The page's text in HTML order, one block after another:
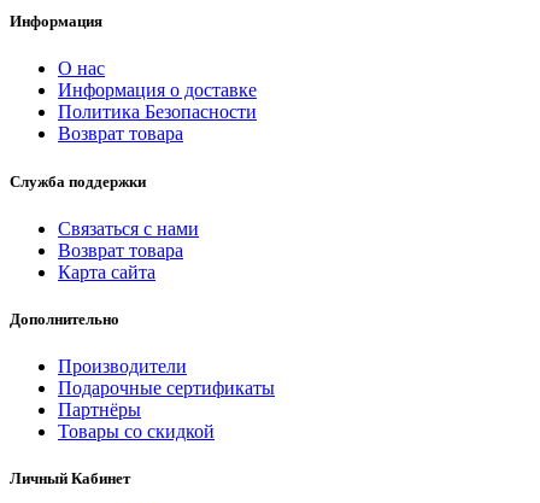
Информация
О нас
Информация о доставке
Политика Безопасности
Возврат товара
Служба поддержки
Связаться с нами
Возврат товара
Карта сайта
Дополнительно
Производители
Подарочные сертификаты
Партнёры
Товары со скидкой
Личный Кабинет